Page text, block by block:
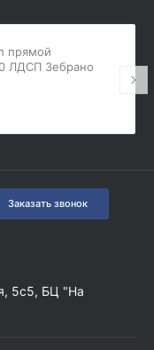
прямой
ЛДСП Зебрано
Заказать звонок
5с5, БЦ "На